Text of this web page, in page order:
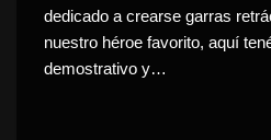
dedicado a crearse garras
nuestro héroe favorito, aquí
demostrativo y…